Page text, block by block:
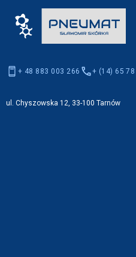
+ 48 883 003 266 + (14) 65
ul. Chyszowska 12, 33-100 Tarnów